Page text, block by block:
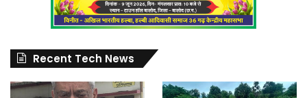
Recent Tech News